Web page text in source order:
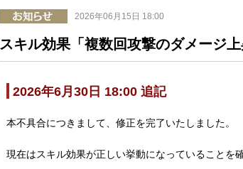
2026年06月15日 18:00
スキル効果「複数回攻撃のダメージ
2026年6月30日 18:00 追記
本不具合につきまして、修正を完了いたしました。
現在はスキル効果が正しい挙動になっていることを